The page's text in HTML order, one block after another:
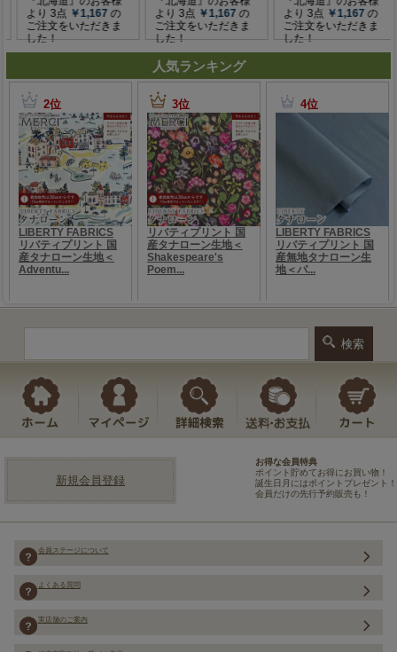
人気ランキング
新規会員登録
お得な会員特典
ポイント貯めてお得にお買い物！
誕生日月にはポイントプレゼント！
会員だけの先行予約販売も！
会員ステージについて
よくある質問
実店舗のご案内